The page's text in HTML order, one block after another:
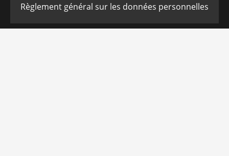
Règlement général sur les données personnelles